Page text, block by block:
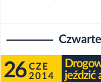
26 CZE
2014
jeździć